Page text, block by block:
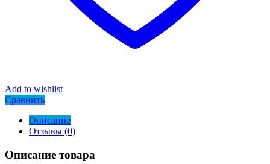
Add to wishlist
Сравнить
Описание
Отзывы (0)
Описание товара